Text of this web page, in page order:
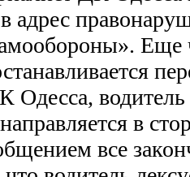
адрес
Еще
Одесса,
в
все